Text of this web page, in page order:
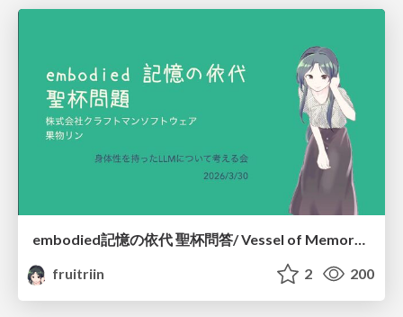
embodied記憶の依代 聖杯問答/ Vessel of Memory: The Grail Dialogue #embodied_llm
fruitriin
2 200